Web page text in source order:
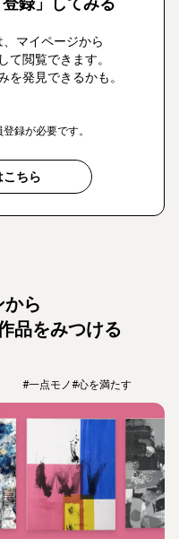
マイページから
て閲覧できます。
を発見できるかも。
録が必要です。
こちら
ら
品をみつける
#一点モノ#心を満たす